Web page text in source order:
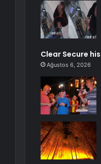
Clear Secure
Ağustos 6, 2026